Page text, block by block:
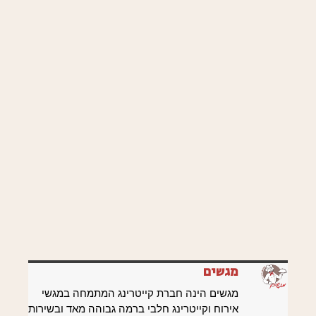
מגשים
מגשים הינה חברת קייטרינג המתמחה במגשי
אירוח וקייטרינג חלבי ברמה גבוהה מאד ובשירות